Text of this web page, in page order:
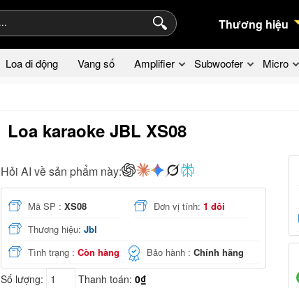
Thương hiệu
Loa di động Vang số Amplifier Subwoofer Micro
Loa karaoke JBL XS08
Hỏi AI về sản phẩm này:
Mã SP : XS08 Đơn vị tính:1 đôi
Thương hiệu: Jbl
Tình trạng : Còn hàng Bảo hành :Chính hãng
Số lượng: Thanh toán: 0₫